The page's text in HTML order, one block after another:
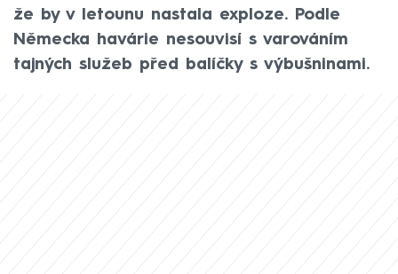
že by v letounu nastala exploze. Podle
Německa havárie nesouvisí s varováním
tajných služeb před balíčky s výbušninami.